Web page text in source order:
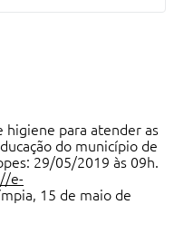
higiene para atender as
do município de
29/05/2019 às 09h.
e-
15 de maio de